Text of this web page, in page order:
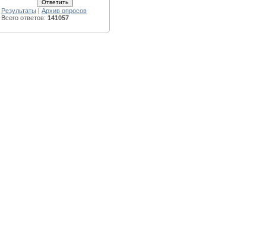
Результаты | Архив опросов
Всего ответов: 141057